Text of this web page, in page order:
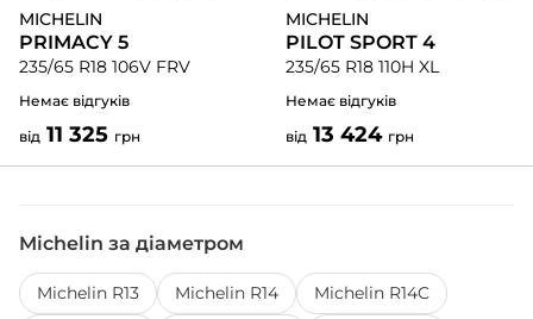
MICHELIN
PRIMACY 5
235/65 R18 106V FRV
Немає відгуків
від 11 325 грн
MICHELIN
PILOT SPORT 4
235/65 R18 110H XL
Немає відгуків
від 13 424 грн
Michelin за діаметром
Michelin R13 Michelin R14
Michelin R14C